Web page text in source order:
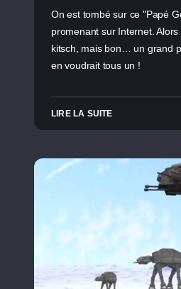
On est tombé sur ce "Papé
promenant sur Internet.
kitsch, mais bon… un grand
en voudrait tous un !
LIRE LA SUITE